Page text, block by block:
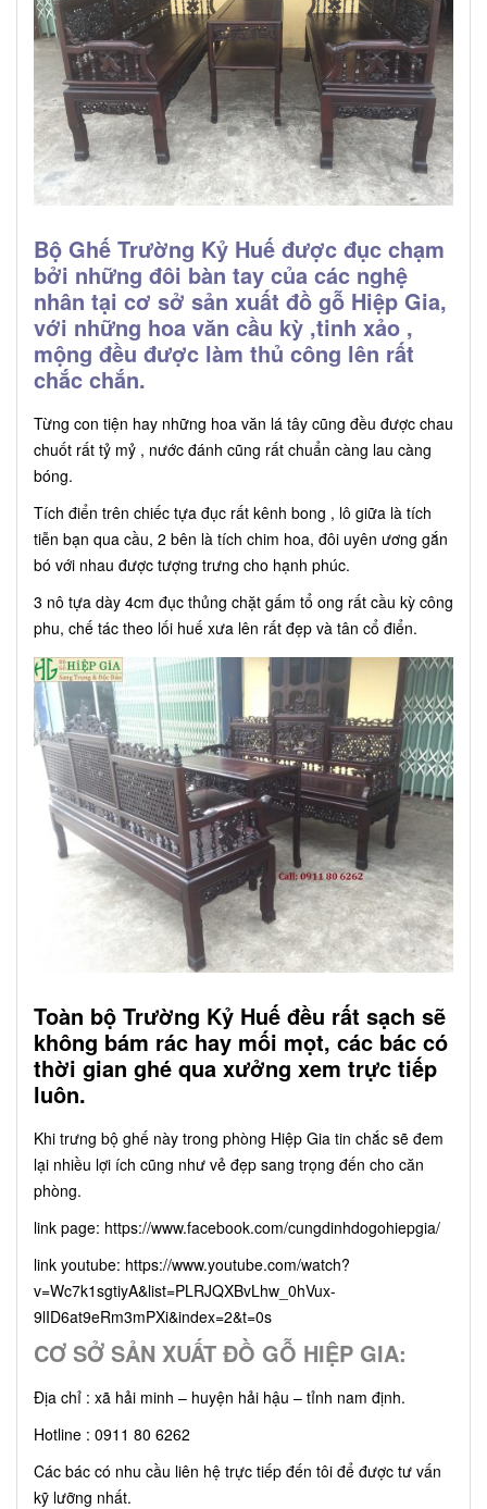
Bộ Ghế Trường Kỷ Huế được đục chạm
bởi những đôi bàn tay của các nghệ
nhân tại cơ sở sản xuất đồ gỗ Hiệp Gia,
với những hoa văn cầu kỳ ,tinh xảo ,
mộng đều được làm thủ công lên rất
chắc chắn.
Từng con tiện hay những hoa văn lá tây cũng đều được chau
chuốt rất tỷ mỷ , nước đánh cũng rất chuẩn càng lau càng
bóng.
Tích điển trên chiếc tựa đục rất kênh bong , lô giữa là tích
tiễn bạn qua cầu, 2 bên là tích chim hoa, đôi uyên ương gắn
bó với nhau được tượng trưng cho hạnh phúc.
3 nô tựa dày 4cm đục thủng chặt gấm tổ ong rất cầu kỳ công
phu, chế tác theo lối huế xưa lên rất đẹp và tân cổ điển.
Toàn bộ Trường Kỷ Huế đều rất sạch sẽ
không bám rác hay mối mọt, các bác có
thời gian ghé qua xưởng xem trực tiếp
luôn.
Khi trưng bộ ghế này trong phòng Hiệp Gia tin chắc sẽ đem
lại nhiều lợi ích cũng như vẻ đẹp sang trọng đến cho căn
phòng.
link page: https://www.facebook.com/cungdinhdogohiepgia/
link youtube: https://www.youtube.com/watch?
v=Wc7k1sgtiyA&list=PLRJQXBvLhw_0hVux-
9lID6at9eRm3mPXi&index=2&t=0s
CƠ SỞ SẢN XUẤT ĐỒ GỖ HIỆP GIA:
Địa chỉ : xã hải minh – huyện hải hậu – tỉnh nam định.
Hotline : 0911 80 6262
Các bác có nhu cầu liên hệ trực tiếp đến tôi để được tư vấn
kỹ lưỡng nhất.